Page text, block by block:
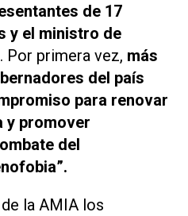
de 17
y el ministro de
. Por primera vez, más
del país
para renovar
y promover
del
la AMIA los